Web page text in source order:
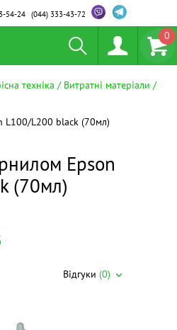
54-24 (044)333-43-72
0
техніка
Витратні матеріали
L100/L200 black (70мл)
Epson
(70мл)
Відгуки (0)